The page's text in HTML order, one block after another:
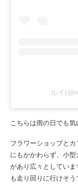
ルイ
こちらは雨の日でも気
フラワーショップと
にもかかわらず、小
があり広々としてい
も走り回りに行けそう